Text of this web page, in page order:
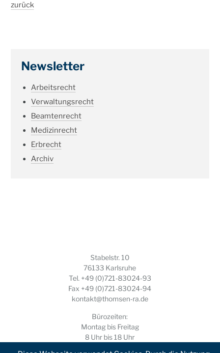
zurück
Newsletter
Arbeitsrecht
Verwaltungsrecht
Beamtenrecht
Medizinrecht
Erbrecht
Archiv
Stabelstr. 10
76133 Karlsruhe
Tel. +49 (0)721-83024-93
Fax +49 (0)721-83024-94
kontakt@thomsen-ra.de
Bürozeiten:
Montag bis Freitag
8 Uhr bis 18 Uhr